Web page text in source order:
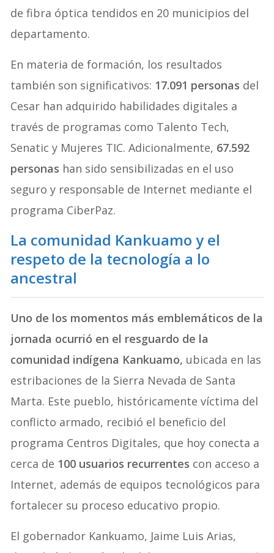
de fibra óptica tendidos en 20 municipios del
departamento.
En materia de formación, los resultados
también son significativos: 17.091 personas del
Cesar han adquirido habilidades digitales a
través de programas como Talento Tech,
Senatic y Mujeres TIC. Adicionalmente, 67.592
personas han sido sensibilizadas en el uso
seguro y responsable de Internet mediante el
programa CiberPaz.
La comunidad Kankuamo y el
respeto de la tecnología a lo
ancestral
Uno de los momentos más emblemáticos de la
jornada ocurrió en el resguardo de la
comunidad indígena Kankuamo, ubicada en las
estribaciones de la Sierra Nevada de Santa
Marta. Este pueblo, históricamente víctima del
conflicto armado, recibió el beneficio del
programa Centros Digitales, que hoy conecta a
cerca de 100 usuarios recurrentes con acceso a
Internet, además de equipos tecnológicos para
fortalecer su proceso educativo propio.
El gobernador Kankuamo, Jaime Luis Arias,